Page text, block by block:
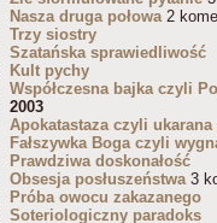
Nasza druga połowa2
Trzy siostry
Szatańska sprawiedliwość
Kult pychy
Współczesna bajka czyli
2003
Apokatastaza czyli ukarana
Fałszywka Boga czyli
Prawdziwa doskonałość
Obsesja posłuszeństwa3
Próba owocu zakazanego
Soteriologiczny paradoks